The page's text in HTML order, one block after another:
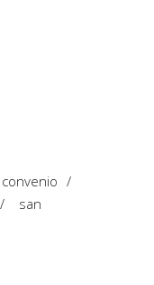
convenio /
/
san